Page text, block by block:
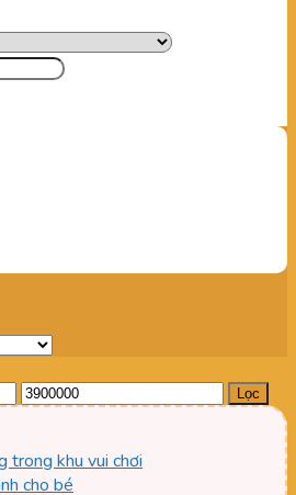
Giá
Lọc
trong khu vui chơi
cho bé